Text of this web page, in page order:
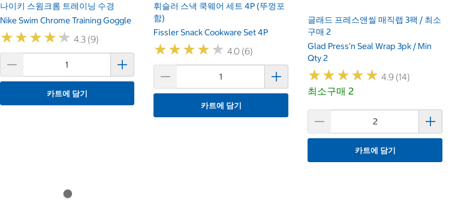
나이키 스윔크롬 트레이닝 수경
Nike Swim Chrome Training Goggle
★★★★★
★★★★★ 4.3 (9)
카트에 담기
휘슬러 스낵 쿡웨어 세트 4P (뚜껑포
함)
Fissler Snack Cookware Set 4P
★★★★ ★
★★★★ ★ 4.0 (6)
카트에 담기
글래드 프레스앤씰 매직랩 3팩 / 최소
구매 2
Glad Press'n Seal Wrap 3pk / Min
Qty 2
★★★★★
★★★★★ 4.9 (14)
최소구매 2
카트에 담기